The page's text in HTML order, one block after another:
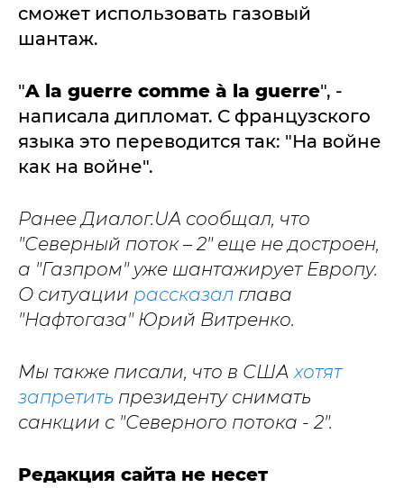
сможет использовать газовый
шантаж.
"A la guerre comme à la guerre", -
написала дипломат. С французского
языка это переводится так: "На войне
как на войне".
Ранее Диалог.UA сообщал, что
"Северный поток – 2" еще не достроен,
а "Газпром" уже шантажирует Европу.
О ситуации рассказал глава
"Нафтогаза" Юрий Витренко.
Мы также писали, что в СШАхотят
запретить президенту снимать
санкции с "Северного потока - 2".
Редакция сайта не несет